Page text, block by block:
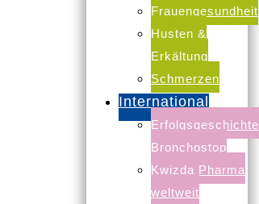
Frauengesundheit
Husten &
Erkältung
Schmerzen
International
Erfolgsgeschichte
Bronchostop
Kwizda Pharma
weltweit